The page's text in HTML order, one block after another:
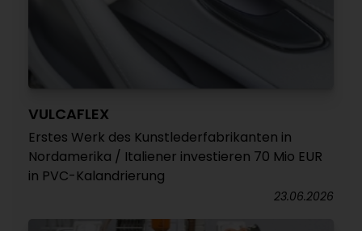
VULCAFLEX
Erstes Werk des Kunstlederfabrikanten in
Nordamerika / Italiener investieren 70 Mio EUR
in PVC-Kalandrierung
23.06.2026